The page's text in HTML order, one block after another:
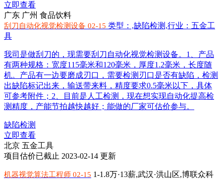
立即查看
广东 广州 食品饮料
刮刀自动化视觉检测设备 02-15 类型：,缺陷检测,行业：五金工
具
我司是做刮刀的，现需要刮刀自动化视觉检测设备。1、产品
有两种规格：宽度115毫米和120毫米，厚度1.2毫米，长度随
机。产品有一边要磨成刃口，需要检测刃口是否有缺陷，检测
出缺陷标记出来，输送带来料，精度要求0.5毫米以下，具体
可参考附件；2、目前是人工检测，现在想实现自动化提高检
测精度，产能节拍越快越好；能做的厂家可估价参与。
缺陷检测
立即查看
北京 五金工具
项目估价已截止 2023-02-14 更新
机器视觉算法工程师 02-15 1-1.8万·13薪,武汉·洪山区,博联众科